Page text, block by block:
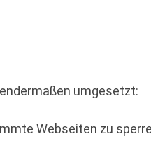
umgesetzt:
Webseiten zu